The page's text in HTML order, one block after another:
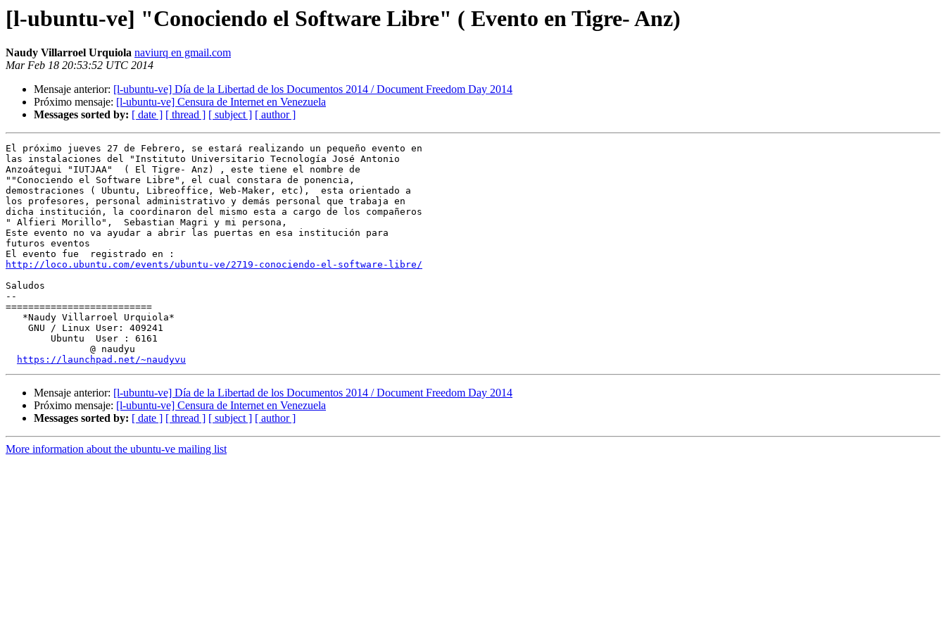
[l-ubuntu-ve] "Conociendo el Software Libre" ( Evento en Tigre- Anz)
Naudy Villarroel Urquiola naviurq en gmail.com
Mar Feb 18 20:53:52 UTC 2014
Mensaje anterior: [l-ubuntu-ve] Día de la Libertad de los Documentos 2014 / Document Freedom Day 2014
Próximo mensaje: [l-ubuntu-ve] Censura de Internet en Venezuela
Messages sorted by: [ date ] [ thread ] [ subject ] [ author ]
El próximo jueves 27 de Febrero, se estará realizando un pequeño evento en
las instalaciones del "Instituto Universitario Tecnología José Antonio
Anzoátegui "IUTJAA"  ( El Tigre- Anz) , este tiene el nombre de
""Conociendo el Software Libre", el cual constara de ponencia,
demostraciones ( Ubuntu, Libreoffice, Web-Maker, etc),  esta orientado a
los profesores, personal administrativo y demás personal que trabaja en
dicha institución, la coordinaron del mismo esta a cargo de los compañeros
" Alfieri Morillo",  Sebastian Magri y mi persona,
Este evento no va ayudar a abrir las puertas en esa institución para
futuros eventos
http://loco.ubuntu.com/events/ubuntu-ve/2719-conociendo-el-software-libre/
Saludos
--
==========================
https://launchpad.net/~naudyvu
Mensaje anterior: [l-ubuntu-ve] Día de la Libertad de los Documentos 2014 / Document Freedom Day 2014
Próximo mensaje: [l-ubuntu-ve] Censura de Internet en Venezuela
Messages sorted by: [ date ] [ thread ] [ subject ] [ author ]
More information about the ubuntu-ve mailing list